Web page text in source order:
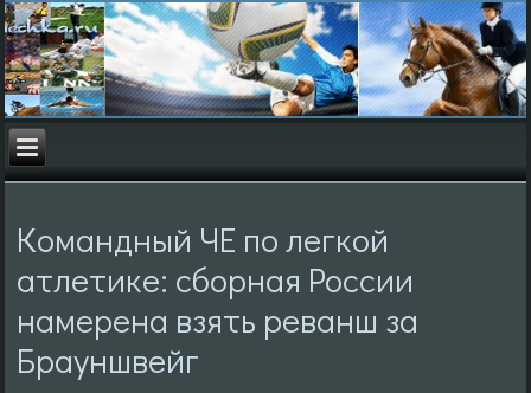
Командный ЧЕ по легкой
атлетике: сборная России
намерена взять реванш за
Брауншвейг